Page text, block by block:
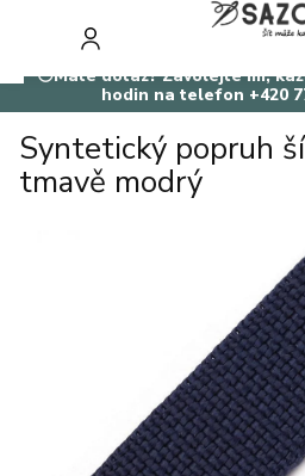
⚪Máte dotaz? Zavolejte mi,
hodin na telefon +420
Syntetický popruh
tmavě modrý